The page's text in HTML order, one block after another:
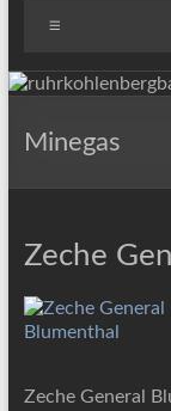
Minegas
Zeche
Zeche General